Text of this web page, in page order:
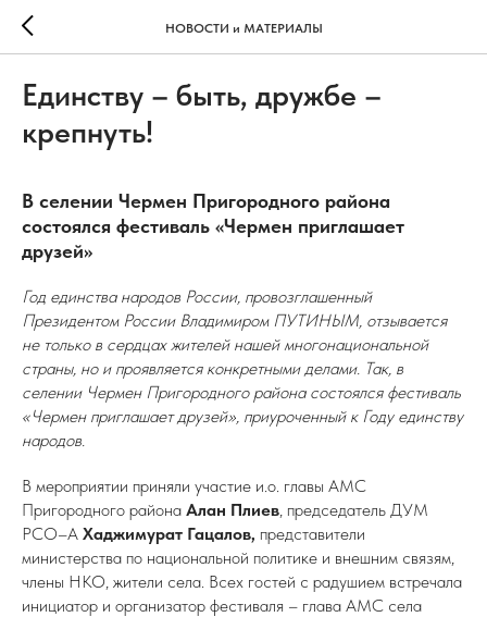
НОВОСТИ и МАТЕРИАЛЫ
Единству – быть, дружбе –
крепнуть!
В селении Чермен Пригородного района
состоялся фестиваль «Чермен приглашает
друзей»
Год единства народов России, провозглашенный
Президентом России Владимиром ПУТИНЫМ, отзывается
не только в сердцах жителей нашей многонациональной
страны, но и проявляется конкретными делами. Так, в
селении Чермен Пригородного района состоялся фестиваль
«Чермен приглашает друзей», приуроченный к Году единству
народов.
В мероприятии приняли участие и.о. главы АМС
Пригородного района Алан Плиев, председатель ДУМ
РСО–А Хаджимурат Гацалов, представители
министерства по национальной политике и внешним связям,
члены НКО, жители села. Всех гостей с радушием встречала
инициатор и организатор фестиваля – глава АМС села